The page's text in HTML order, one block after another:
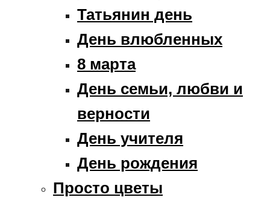
Татьянин день
День влюбленных
8 марта
День семьи, любви и
верности
День учителя
День рождения
Просто цветы